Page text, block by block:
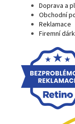
Doprava a
Obchodní
Reklamace
Firemní